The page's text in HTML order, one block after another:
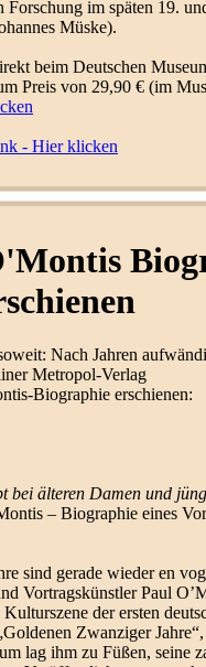
Nr.41(Koffergeräte
Tischgrammophon
)
Kleines Parlophon
(Trichtergeräte)
Josef Birnbaum
und Musiker
Weihnachtslieder
Leipzig, Dez 1929
(Schriftmaterial)
Forschung im späten 19.
Müske).
beim Deutschen
Preis von 29,90 € (im
- Hier klicken
Nach Jahren
Metropol-Verlag
Biographie erschienen:
bei älteren Damen und
– Biographie eines
sind gerade wieder en
Vortragskünstler Paul
der ersten
Zwanziger
lag ihm zu Füßen, seine